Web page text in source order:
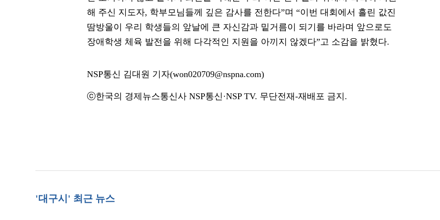
해 주신 지도자, 학부모님들께 깊은 감사를 전한다”며 “이번 대회에서 흘린 값진
땀방울이 우리 학생들의 앞날에 큰 자신감과 밑거름이 되기를 바라며 앞으로도
장애학생 체육 발전을 위해 다각적인 지원을 아끼지 않겠다”고 소감을 밝혔다.
NSP통신 김대원 기자(won020709@nspna.com)
ⓒ한국의 경제뉴스통신사 NSP통신·NSP TV. 무단전재-재배포 금지.
'대구시' 최근 뉴스